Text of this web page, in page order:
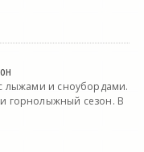
лыжами и сноубордами.
горнолыжный сезон. В